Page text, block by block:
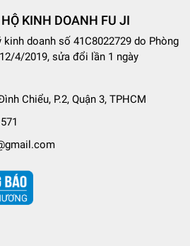
KINH DOANH FU JI
doanh số 41C8022729 do Phòng
4/2019, sửa đổi lần 1 ngày
Chiểu, P.2, Quận 3, TPHCM